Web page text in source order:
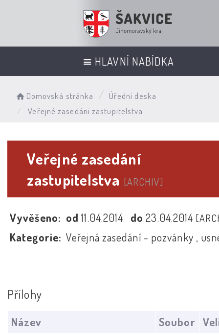
HLAVNÍ NABÍDKA
Domovská stránka
Úřední deska
Veřejné zasedání zastupitelstva
Veřejné zasedání
zastupitelstva [ARCHIV]
Vyvěšeno: od11.04.2014 do23.04.2014
Kategorie: Veřejná zasedání - pozvánky ,
Přílohy
Název Soubor